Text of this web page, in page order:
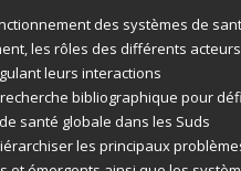
des systèmes de
les rôles des différents
leurs interactions
bibliographique pour
santé globale dans les Suds
les principaux